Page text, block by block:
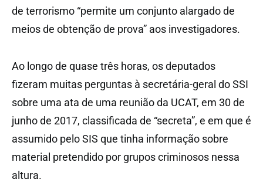
de terrorismo “permite um conjunto alargado de
meios de obtenção de prova” aos investigadores.
Ao longo de quase três horas, os deputados
fizeram muitas perguntas à secretária-geral do SSI
sobre uma ata de uma reunião da UCAT, em 30 de
junho de 2017, classificada de “secreta”, e em que é
assumido pelo SIS que tinha informação sobre
material pretendido por grupos criminosos nessa
altura.